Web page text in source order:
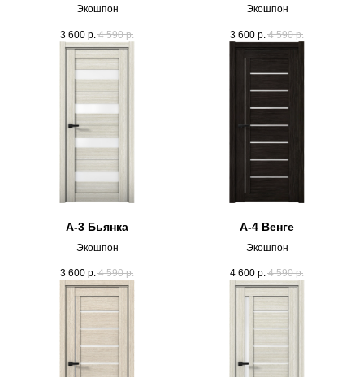
Экошпон
3 600 р. 4 590 р.
Экошпон
3 600 р. 4 590 р.
А-3 Бьянка
Экошпон
3 600 р. 4 590 р.
А-4 Венге
Экошпон
4 600 р. 4 590 р.